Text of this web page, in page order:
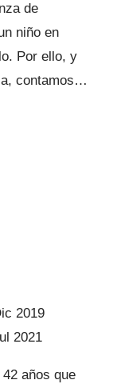
de
niño en
Por ello, y
contamos…
2019
2021
años que